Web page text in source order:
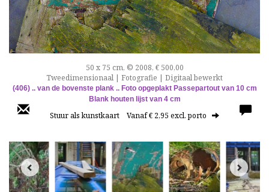
50 x 75 cm, © 2008, € 500,00
Tweedimensionaal | Fotografie | Digitaal bewerkt
(406) .. van de bovenste plank .. Foto opgeplakt Passepartout van 10 cm
Blank houten lijst van 4 cm
Stuur als kunstkaart Vanaf € 2,95 excl. porto